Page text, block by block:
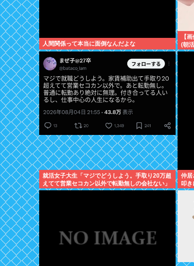
人間関係って本当に面倒なんだよな
【
(朝
就活女子大生「マジでどうしよう。手取り20万超
えてて営業セコカン以外で転勤無しの会社ない」
仲居
叩